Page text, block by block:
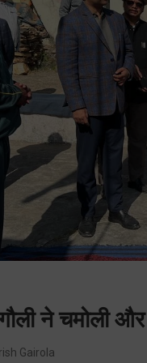
ने चमोली और
Gairola